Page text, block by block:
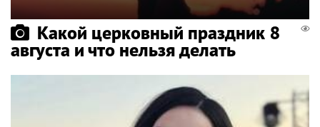
Какой церковный праздник 8
августа и что нельзя делать